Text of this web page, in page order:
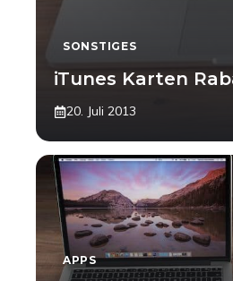
SONSTIGES
iTunes Karten
20. Juli 2013
APPS